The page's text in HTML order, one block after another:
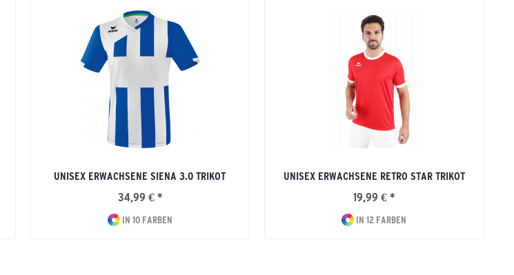
UNISEX ERWACHSENE SIENA 3.0 TRIKOT
34,99 € *
IN 10 FARBEN
UNISEX ERWACHSENE RETRO STAR TRIKOT
19,99 € *
IN 12 FARBEN